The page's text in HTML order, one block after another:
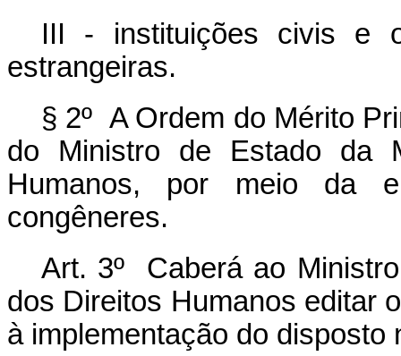
III - instituições civis e
estrangeiras.
§ 2º A Ordem do Mérito
do Ministro de Estado da
Humanos, por meio da
congêneres.
Art. 3º Caberá ao
dos Direitos Humanos editar
à implementação do disposto